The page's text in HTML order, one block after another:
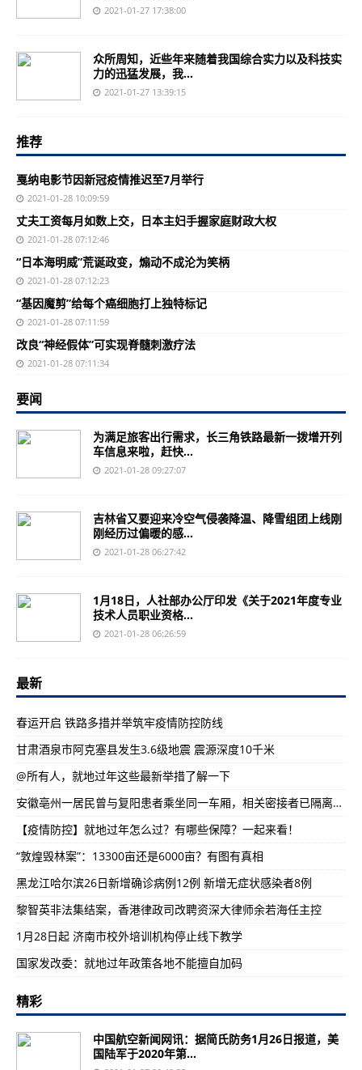
2021-01-27 17:38:00
众所周知，近些年来随着我国综合实力以及科技实
力的迅猛发展，我...
2021-01-27 13:39:15
推荐
戛纳电影节因新冠疫情推迟至7月举行
2021-01-28 10:09:59
丈夫工资每月如数上交，日本主妇手握家庭财政大权
2021-01-28 07:12:46
“日本海明威”荒诞政变，煽动不成沦为笑柄
2021-01-28 07:12:23
“基因魔剪”给每个癌细胞打上独特标记
2021-01-28 07:11:59
改良“神经假体”可实现脊髓刺激疗法
2021-01-28 07:11:34
要闻
为满足旅客出行需求，长三角铁路最新一拨增开列
车信息来啦，赶快...
2021-01-28 09:27:07
吉林省又要迎来冷空气侵袭降温、降雪组团上线刚
刚经历过偏暖的感...
2021-01-28 06:27:42
1月18日，人社部办公厅印发《关于2021年度专业
技术人员职业资格...
2021-01-28 06:26:59
最新
春运开启 铁路多措并举筑牢疫情防控防线
甘肃酒泉市阿克塞县发生3.6级地震 震源深度10千米
@所有人，就地过年这些最新举措了解一下
安徽亳州一居民曾与复阳患者乘坐同一车厢，相关密接者已隔离管控
【疫情防控】就地过年怎么过？有哪些保障？一起来看！
“敦煌毁林案”：13300亩还是6000亩？有图有真相
黑龙江哈尔滨26日新增确诊病例12例 新增无症状感染者8例
黎智英非法集结案，香港律政司改聘资深大律师余若海任主控
1月28日起 济南市校外培训机构停止线下教学
国家发改委：就地过年政策各地不能擅自加码
精彩
中国航空新闻网讯：据简氏防务1月26日报道，美
国陆军于2020年第...